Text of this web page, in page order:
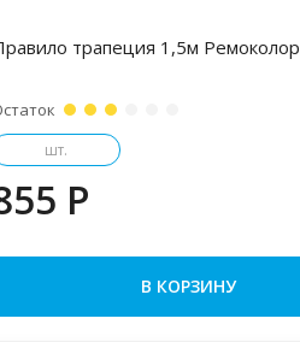
трапеция 1,5м Ремоколор
шт.
P
В КОРЗИНУ